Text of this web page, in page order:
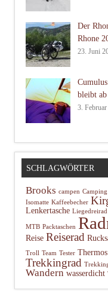
Der
Rhone
23. Juni
bleibt
3.
SCHLAGWÖRTER
Brooks campen Camping
Isomatte Kaffeebecher
Lenkertasche Liegedreirad
MTB Packtaschen
Reise Reiserad
Troll Team Tester Thermos
Trekkingrad
Wandern wasserdicht